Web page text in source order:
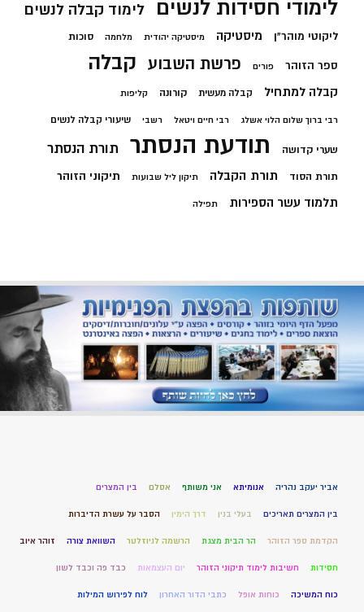
לימודי חסידות לנשים לימוד קבלה לנשים
ליקוטי מוהר"ן מיסטיקה מיסטיקה יהודית מלחמה סוכות
ספר הזוהר פורים פרשת השבוע קבלה
קבלה למתחיל קבלה מעשית קורונה קליפות
רבי ברוך שלום הלוי אשלג רבי חיים ויטאל רשבי שיעורי קבלה לנשים
שערי קדושה תודעת הנסתר תורת הנסתר
תורת הסוד תורת הקבלה תיקון ליל שבועות תיקוני הזוהר
תלמוד עשר הספירות תפילה
אביר יעקב נהריה אנומיתא אני משותף אסלם בין המצרים
בין המצרים תאריכים בעלי בנין דרך הימין הסבר על עשרת הדיברות
הקדמת ספר הזוהר הר הבית מצגת הרשמה לניוזלטר השוואת צורה זוהר איוב
חסידות חשיבות לימוד תיקוני הזוהר יום העצמאות כבד פה וכבד לשון
כוח המשיכה כוחות אופל כתבי הדור האחרון לוח לפירוש המילות